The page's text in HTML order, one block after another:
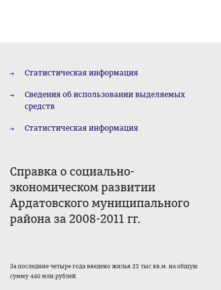
Статистическая информация
Сведения об использовании выделяемых
средств
Статистическая информация
Справка о социально-
экономическом развитии
Ардатовского муниципального
района за 2008-2011 гг.
За последние четыре года введено жилья 22 тыс кв.м. на общую
сумму 440 млн.рублей.